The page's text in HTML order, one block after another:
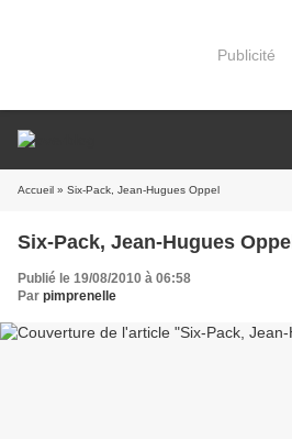
Publicité
Accueil » Six-Pack, Jean-Hugues Oppel
Six-Pack, Jean-Hugues Oppel
Publié le 19/08/2010 à 06:58
Par pimprenelle